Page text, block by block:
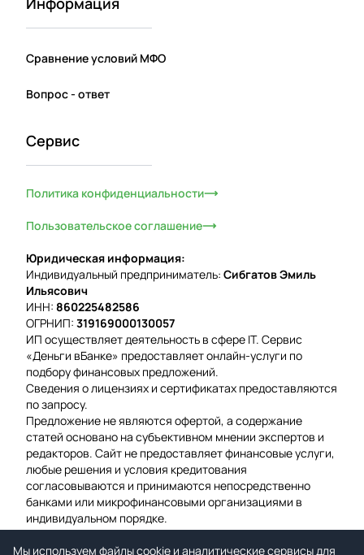
Мы используем файлы cookie и аналитические сервисы для
Сравнение условий МФО
Вопрос - ответ
Сервис
Политика конфиденциальности
Пользовательское соглашение
Юридическая информация:
Индивидуальный предприниматель: Сибгатов Эмиль
Ильясович
ИНН: 860225482586
ОГРНИП: 319169000130057
ИП осуществляет деятельность в сфере IT. Сервис
«Деньги вБанке» предоставляет онлайн-услуги по
подбору финансовых предложений.
Сведения о лицензиях и сертификатах предоставляются
по запросу.
Предложение не являются офертой, а содержание
статей основано на субъективном мнении экспертов и
редакторов. Сайт не предоставляет финансовые услуги,
любые решения и условия кредитования
согласовываются и принимаются непосредственно
банками или микрофинансовыми организациями в
индивидуальном порядке.
Вероятность одобрения рассчитывается на основе
среднего значения подтвержденных заявок за